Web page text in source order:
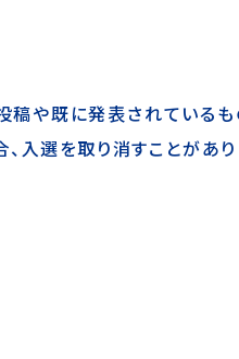
や既に発表されている
入選を取り消すことがあり